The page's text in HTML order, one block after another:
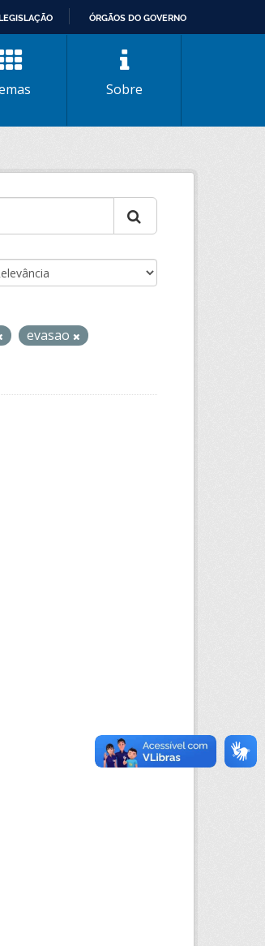
ÓRGÃOS DO GOVERNO
Sobre
evasao